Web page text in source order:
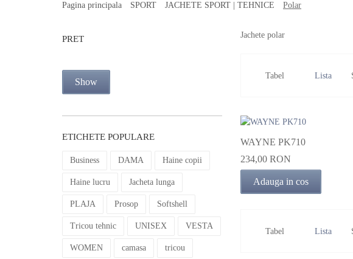
Pagina principala SPORT JACHETE SPORT | TEHNICE Polar
PRET
Show
ETICHETE POPULARE
Business DAMA Haine copii
Haine lucru Jacheta lunga
PLAJA Prosop Softshell
Tricou tehnic UNISEX VESTA
WOMEN camasa
tricou
Jachete polar
Tabel Lista
WAYNE PK710
234,00 RON
Adauga in cos
Tabel Lista